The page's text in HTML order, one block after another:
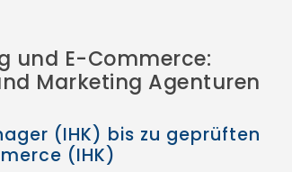
und E-Commerce:
Marketing Agenturen
(IHK) bis zu geprüften
(IHK)